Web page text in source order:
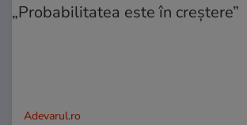
Adevarul.ro